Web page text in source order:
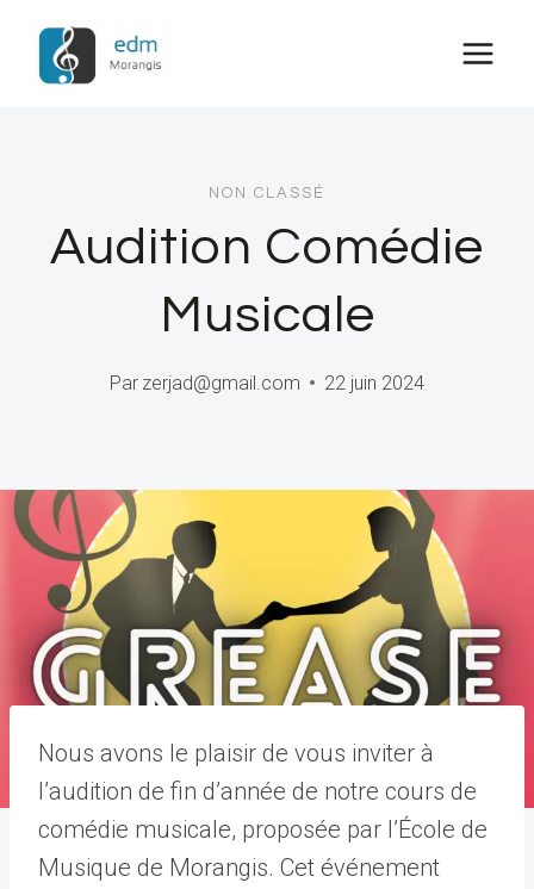
contenu
NON CLASSÉ
Audition Comédie
Musicale
Par zerjad@gmail.com 22 juin 2024
Nous avons le plaisir de vous inviter à
l’audition de fin d’année de notre cours de
comédie musicale, proposée par l’École de
Musique de Morangis. Cet événement